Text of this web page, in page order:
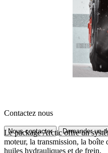
Contactez nous
Nous contacter Demander un
Le package Arctic offre un
moteur, la transmission, la boîte
huiles hydrauliques et de frein.